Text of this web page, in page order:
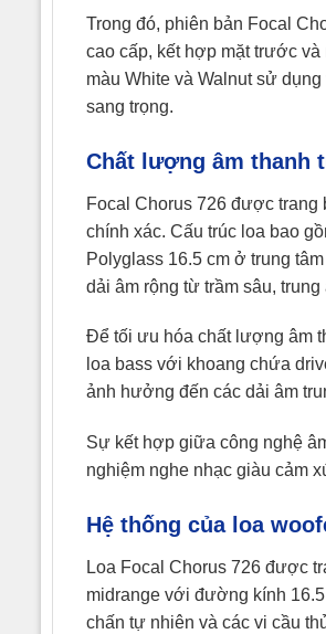
Trong đó, phiên bản Focal
cao cấp, kết hợp mặt trước
màu White và Walnut sử
sang trọng.
Chất lượng âm thanh
Focal Chorus 726 được trang
chính xác. Cấu trúc loa bao
Polyglass 16.5 cm ở trung
dải âm rộng từ trầm sâu,
Để tối ưu hóa chất lượng âm
loa bass với khoang chứa
ảnh hưởng đến các dải âm
Sự kết hợp giữa công nghệ
nghiệm nghe nhạc giàu cảm
Hệ thống của loa
Loa Focal Chorus 726 được
midrange với đường kính
chấn tự nhiên và các vi cầu